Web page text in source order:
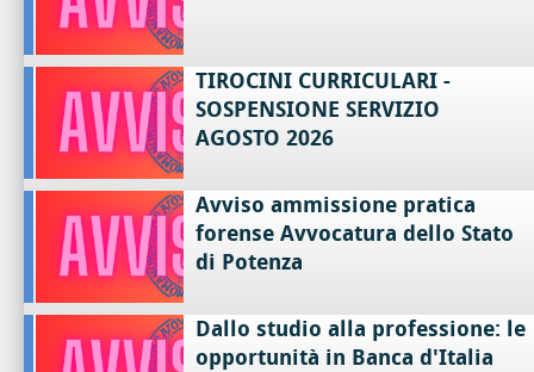
TIROCINI CURRICULARI -
SOSPENSIONE SERVIZIO
AGOSTO 2026
Avviso ammissione pratica
forense Avvocatura dello Stato
di Potenza
Dallo studio alla professione: le
opportunità in Banca d'Italia